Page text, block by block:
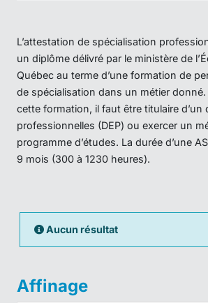
L’attestation de spécialisation
un diplôme délivré par le ministère de
Québec au terme d’une formation de
de spécialisation dans un métier donné.
cette formation, il faut être titulaire d’un
professionnelles (DEP) ou exercer un
programme d’études. La durée d’une
9 mois (300 à 1230 heures).
Aucun résultat
Affinage